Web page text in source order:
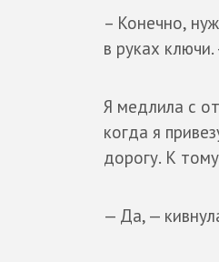
– Конечно,
в руках
Я медлила с
когда я
дорогу. К
— Да, —